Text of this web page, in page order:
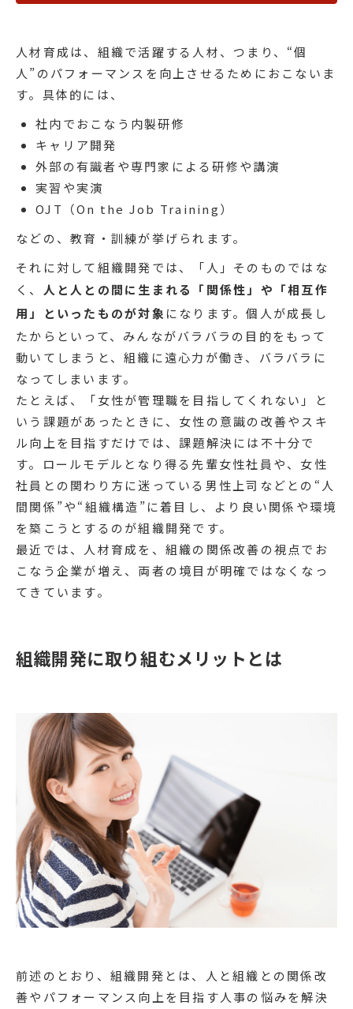
人材育成は、組織で活躍する人材、つまり、“個
人”のパフォーマンスを向上させるためにおこないま
す。具体的には、
社内でおこなう内製研修
キャリア開発
外部の有識者や専門家による研修や講演
実習や実演
OJT（On the Job Training）
などの、教育・訓練が挙げられます。
それに対して組織開発では、「人」そのものではな
く、 人と人との間に生まれる「関係性」や「相互作
用」といったものが対象 になります。個人が成長し
たからといって、みんながバラバラの目的をもって
動いてしまうと、組織に遠心力が働き、バラバラに
なってしまいます。
たとえば、「女性が管理職を目指してくれない」と
いう課題があったときに、女性の意識の改善やスキ
ル向上を目指すだけでは、課題解決には不十分で
す。ロールモデルとなり得る先輩女性社員や、女性
社員との関わり方に迷っている男性上司などとの“人
間関係”や“組織構造”に着目し、より良い関係や環境
を築こうとするのが組織開発です。
最近では、人材育成を、組織の関係改善の視点でお
こなう企業が増え、両者の境目が明確ではなくなっ
てきています。
組織開発に取り組むメリットとは
前述のとおり、組織開発とは、人と組織との関係改
善やパフォーマンス向上を目指す人事の悩みを解決